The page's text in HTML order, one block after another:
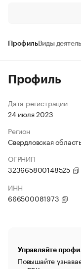
ПрофильВиды
Профиль
Дата регистрации
24 июля 2023
Регион
Свердловская
ОГРНИП
323665800148525
ИНН
666500081973
Управляйте
Повышайте